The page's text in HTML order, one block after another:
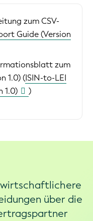
zum CSV-
Guide (Version
zum
1.0) (ISIN-to-LEI
1.0)
)
über die